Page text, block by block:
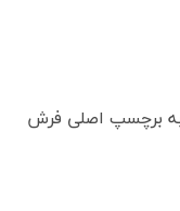
برچسپ اصلی فرش